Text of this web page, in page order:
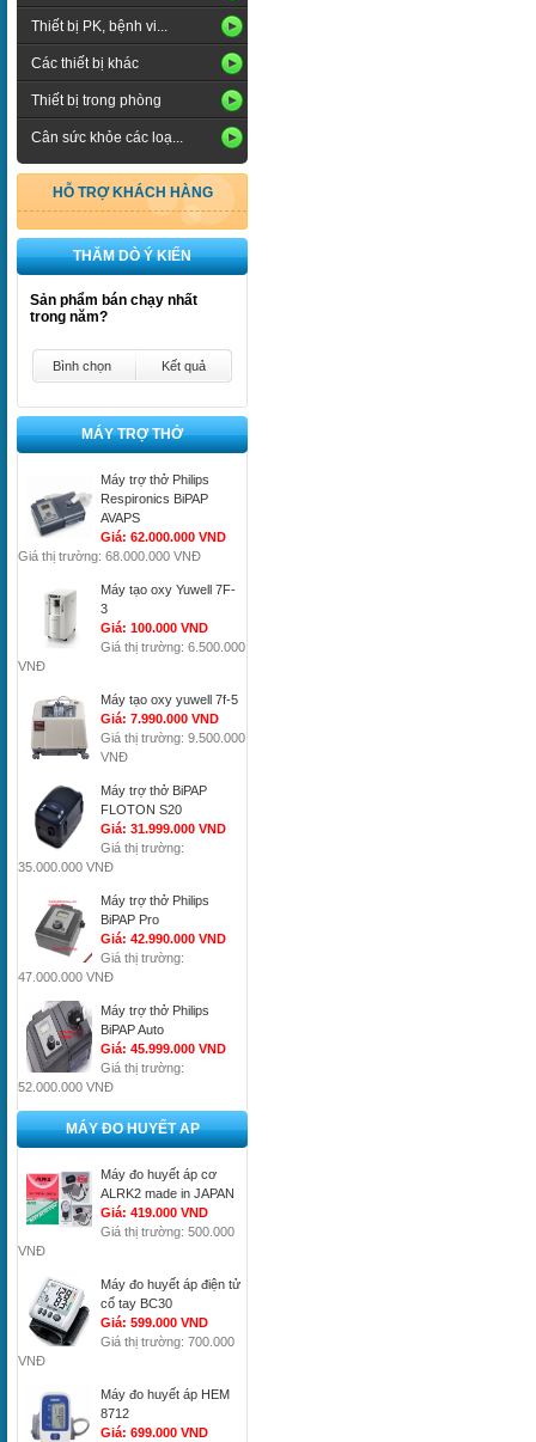
Thiết bị PK, bệnh vi...
Các thiết bị khác
Thiết bị trong phòng
Cân sức khỏe các loạ...
HỖ TRỢ KHÁCH HÀNG
THĂM DÒ Ý KIẾN
Sản phẩm bán chạy nhất
trong năm?
Bình chọn Kết quả
MÁY TRỢ THỞ
Máy trợ thở Philips
Respironics BiPAP
AVAPS
Giá: 62.000.000 VND
Giá thị trường: 68.000.000 VNĐ
Máy tạo oxy Yuwell 7F-
3
Giá: 100.000 VND
Giá thị trường: 6.500.000
VNĐ
Máy tạo oxy yuwell 7f-5
Giá: 7.990.000 VND
Giá thị trường: 9.500.000
VNĐ
Máy trợ thở BiPAP
FLOTON S20
Giá: 31.999.000 VND
Giá thị trường:
35.000.000 VNĐ
Máy trợ thở Philips
BiPAP Pro
Giá: 42.990.000 VND
Giá thị trường:
47.000.000 VNĐ
Máy trợ thở Philips
BiPAP Auto
Giá: 45.999.000 VND
Giá thị trường:
52.000.000 VNĐ
MÁY ĐO HUYẾT AP
Máy đo huyết áp cơ
ALRK2 made in JAPAN
Giá: 419.000 VND
Giá thị trường: 500.000
VNĐ
Máy đo huyết áp điện tử
cổ tay BC30
Giá: 599.000 VND
Giá thị trường: 700.000
VNĐ
Máy đo huyết áp HEM
8712
Giá: 699.000 VND